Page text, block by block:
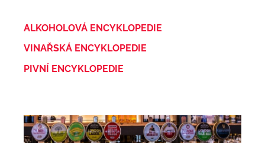
ALKOHOLOVÁ ENCYKLOPEDIE
VINAŘSKÁ ENCYKLOPEDIE
PIVNÍ ENCYKLOPEDIE